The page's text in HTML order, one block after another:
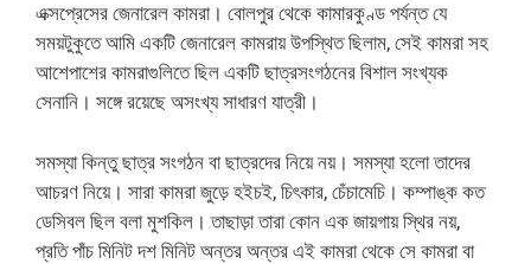
এক্সপ্রেসের জেনারেল কামরা। বোলপুর থেকে কামারকুণ্ড পর্যন্ত যে
সময়টুকুতে আমি একটি জেনারেল কামরায় উপস্থিত ছিলাম, সেই কামরা সহ
আশেপাশের কামরাগুলিতে ছিল একটি ছাত্রসংগঠনের বিশাল সংখ্যক
সেনানি। সঙ্গে রয়েছে অসংখ্য সাধারণ যাত্রী।
সমস্যা কিন্তু ছাত্র সংগঠন বা ছাত্রদের নিয়ে নয়। সমস্যা হলো তাদের
আচরণ নিয়ে। সারা কামরা জুড়ে হইচই, চিৎকার, চেঁচামেচি। কম্পাঙ্ক কত
ডেসিবল ছিল বলা মুশকিল। তাছাড়া তারা কোন এক জায়গায় স্থির নয়,
প্রতি পাঁচ মিনিট দশ মিনিট অন্তর অন্তর এই কামরা থেকে সে কামরা বা